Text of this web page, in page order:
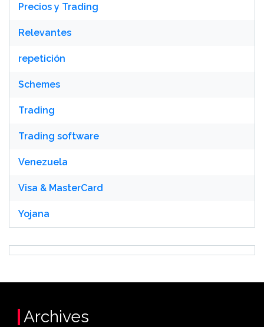
Precios y Trading
Relevantes
repetición
Schemes
Trading
Trading software
Venezuela
Visa & MasterCard
Yojana
Archives